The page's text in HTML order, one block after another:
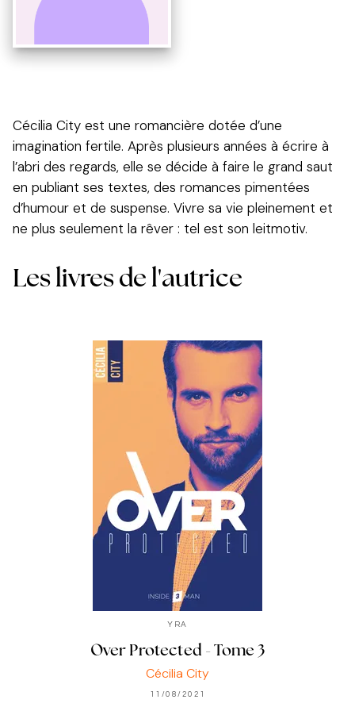
Cécilia City est une romancière dotée d’une
imagination fertile. Après plusieurs années à écrire à
l’abri des regards, elle se décide à faire le grand saut
en publiant ses textes, des romances pimentées
d’humour et de suspense. Vivre sa vie pleinement et
ne plus seulement la rêver : tel est son leitmotiv.
Les livres de l'autrice
YRA
Over Protected - Tome 3
Cécilia City
11/08/2021